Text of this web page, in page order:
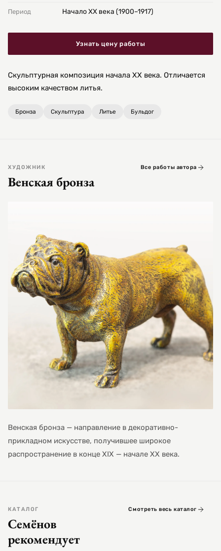
Период Начало XX века (1900–1917)
Узнать цену работы
Скульптурная композиция начала XX века. Отличается
высоким качеством литья.
Бронза Скульптура Литье Бульдог
ХУДОЖНИК
Венская бронза
Все работы автора
Венская бронза — направление в декоративно-
прикладном искусстве, получившее широкое
распространение в конце XIX — начале XX века.
КАТАЛОГ
Семёнов
рекомендует
Смотреть весь каталог